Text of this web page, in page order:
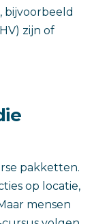
bijvoorbeeld
zijn of
pakketten.
op locatie,
mensen